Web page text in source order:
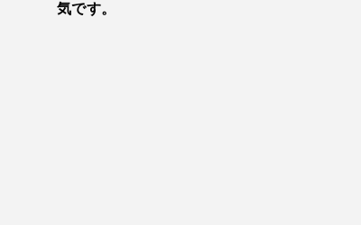
気です。